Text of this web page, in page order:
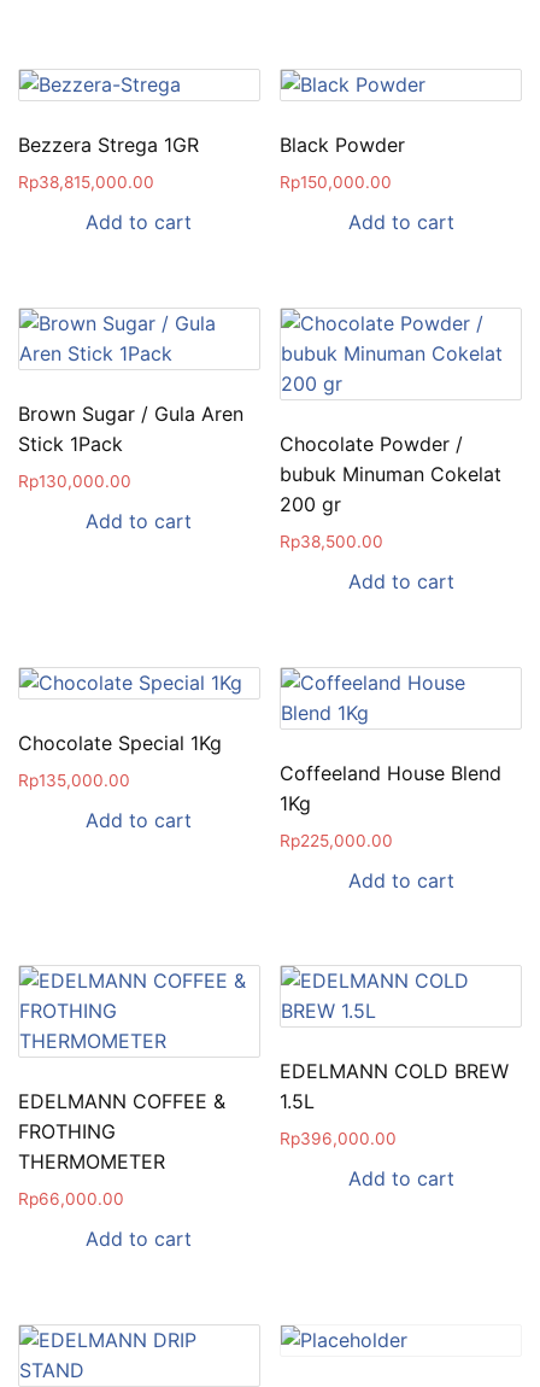
Bezzera Strega 1GR
Rp38,815,000.00
Add to cart
Black Powder
Rp150,000.00
Add to cart
Brown Sugar / Gula Aren
Stick 1Pack
Rp130,000.00
Add to cart
Chocolate Powder /
bubuk Minuman Cokelat
200 gr
Rp38,500.00
Add to cart
Chocolate Special 1Kg
Rp135,000.00
Add to cart
Coffeeland House Blend
1Kg
Rp225,000.00
Add to cart
EDELMANN COFFEE &
FROTHING
THERMOMETER
Rp66,000.00
Add to cart
EDELMANN COLD BREW
1.5L
Rp396,000.00
Add to cart